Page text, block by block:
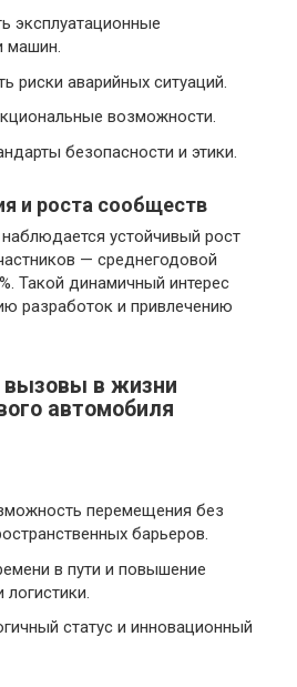
эксплуатационные
машин.
риски аварийных ситуаций.
возможности.
безопасности и этики.
и роста сообществ
устойчивый рост
— среднегодовой
Такой динамичный интерес
разработок и привлечению
в жизни
автомобиля
перемещения без
барьеров.
в пути и повышение
статус и инновационный